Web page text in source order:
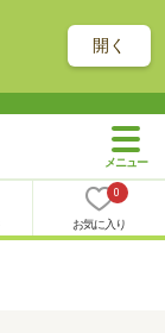
開く
0
お気に入り